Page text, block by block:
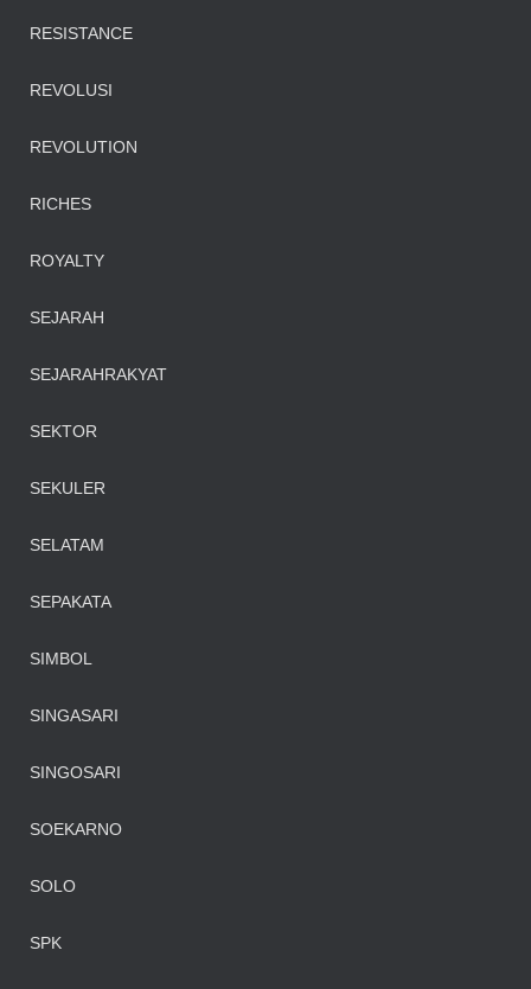
RESISTANCE
REVOLUSI
REVOLUTION
RICHES
ROYALTY
SEJARAH
SEJARAHRAKYAT
SEKTOR
SEKULER
SELATAM
SEPAKATA
SIMBOL
SINGASARI
SINGOSARI
SOEKARNO
SOLO
SPK